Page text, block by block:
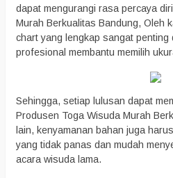
dapat mengurangi rasa percaya
Murah Berkualitas Bandung, Oleh
chart yang lengkap sangat
profesional membantu memilih
Sehingga, setiap lulusan dapat
Produsen Toga Wisuda Murah
lain, kenyamanan bahan juga
yang tidak panas dan mudah
acara wisuda lama.